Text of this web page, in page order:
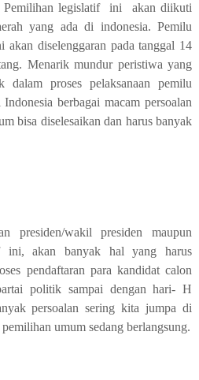
Pemilihan legislatif
ini
akan diikuti
yang ada di indonesia. Pemilu
diselenggaran pada tanggal 14
Menarik mundur peristiwa yang
dalam proses pelaksanaan pemilu
berbagai macam persoalan
bisa diselesaikan dan harus banyak
presiden/wakil presiden maupun
ini, akan banyak hal yang harus
pendaftaran para kandidat calon
politik sampai dengan hari- H
persoalan sering kita jumpa di
umum sedang berlangsung.